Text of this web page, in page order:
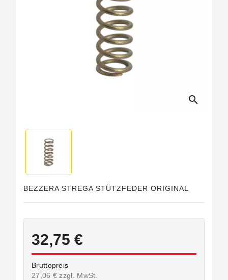
search
BEZZERA STREGA STÜTZFEDER ORIGINAL
32,75 €
Bruttopreis
27,06 € zzgl. MwSt.